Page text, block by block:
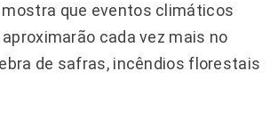
que eventos climáticos
cada vez mais no
de safras, incêndios florestais